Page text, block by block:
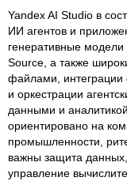
Yandex AI Studio в
ИИ агентов и
генеративные
Source, а также
файлами, интеграции
и оркестрации
данными и
ориентировано на
промышленности,
важны защита
управление